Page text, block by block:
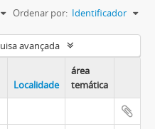
Ordenar por: Identificador
avançada
Localidade
área
temática